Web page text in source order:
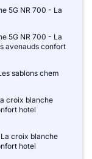
5G NR 700 - La
5G NR 700 - La
avenauds confort
sablons chem
croix blanche
hotel
croix blanche
hotel